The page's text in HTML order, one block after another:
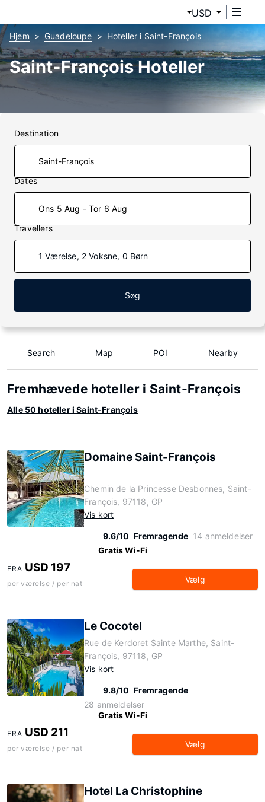
USD
Hjem Guadeloupe Hoteller i Saint-François
Saint-François Hoteller
Destination
Dates
Ons 5 Aug - Tor 6 Aug
Travellers
1 Værelse, 2 Voksne, 0 Børn
Søg
Search Map POI Nearby
Fremhævede hoteller i Saint-François
Alle 50 hoteller i Saint-François
Domaine Saint-François
Chemin de la Princesse Desbonnes, Saint-
François, 97118, GP
Vis kort
9.6/10 Fremragende 14 anmeldelser
Gratis Wi-Fi
FRA USD 197
per værelse / per nat Vælg
Le Cocotel
Rue de Kerdoret Sainte Marthe, Saint-
François, 97118, GP
Vis kort
9.8/10 Fremragende
28 anmeldelser
Gratis Wi-Fi
FRA USD 211
per værelse / per nat Vælg
Hotel La Christophine